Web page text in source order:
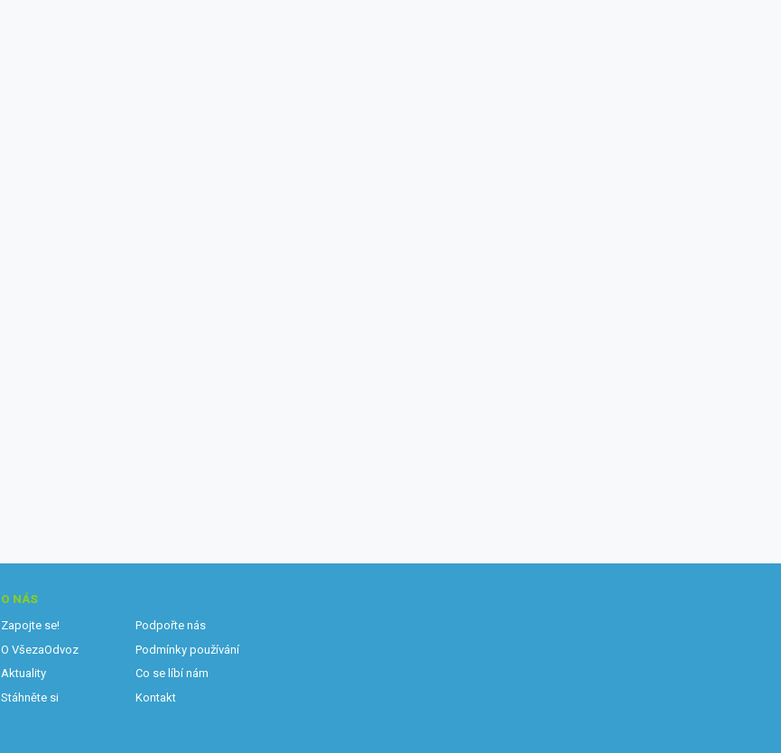
O NÁS
Zapojte se!
O VšezaOdvoz
Aktuality
Stáhněte si
Podpořte nás
Podmínky používání
Co se líbí nám
Kontakt